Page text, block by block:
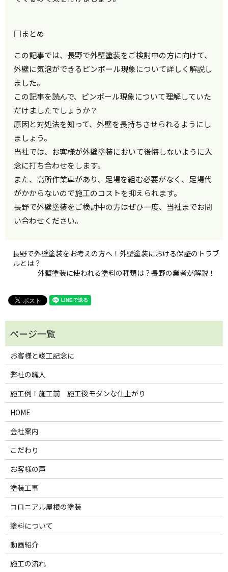
□まとめ
この記事では、長野で外壁塗装をご検討中の方に向けて、
外壁に気泡ができるピンボール現象について詳しく解説し
ました。
この記事を読んで、ピンポール現象について理解していた
だけましたでしょうか？
原因と対処法を知って、外壁を長持ちさせられるようにし
ましょう。
当社では、お客様が外壁塗装において後悔しないように入
念に打ち合わせをします。
また、高所作業車があり、足場を組む必要がなく、足場代
がかからないので施工のコストを抑えられます。
長野で外壁塗装をご検討中の方はぜひ一度、当社までお問
い合わせください。
長野で外壁塗装をお考えの方へ！外壁塗装における保証のトラブ
ルとは？
外壁塗装に使われる塗料の種類は？長野の業者が解説！
お客様と竣工記念に
弊社の職人
施工例！施工前 施工後モダンな仕上がり
HOME
会社案内
こだわり
お客様の声
塗装工事
コロニアル屋根の塗装
塗料について
動画紹介
施工の流れ